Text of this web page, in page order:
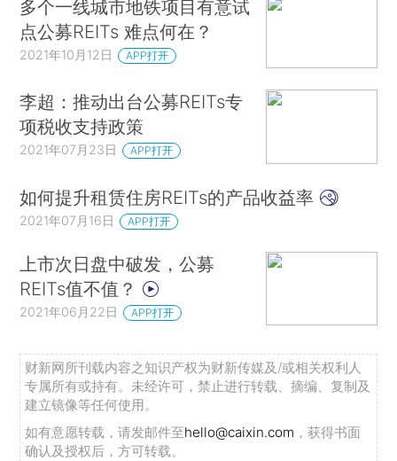
多个一线城市地铁项目有意试
点公募REITs 难点何在？
2021年10月12日 APP打开
李超：推动出台公募REITs专
项税收支持政策
2021年07月23日 APP打开
如何提升租赁住房REITs的产品收益率
2021年07月16日 APP打开
上市次日盘中破发，公募
REITs值不值？
2021年06月22日 APP打开
财新网所刊载内容之知识产权为财新传媒及/或相关权利人
专属所有或持有。未经许可，禁止进行转载、摘编、复制及
建立镜像等任何使用。
如有意愿转载，请发邮件至hello@caixin.com ，获得书面
确认及授权后，方可转载。